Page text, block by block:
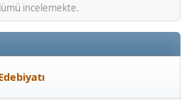
incelemekte.